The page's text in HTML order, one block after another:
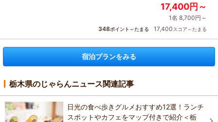
17,400円～
1名 8,700円～
348ポイント～たまる 17,400スコア～たまる
宿泊プランをみる
栃木県のじゃらんニュース関連記事
日光の食べ歩きグルメおすすめ12選！ランチ
スポットやカフェをマップ付きで紹介＜栃